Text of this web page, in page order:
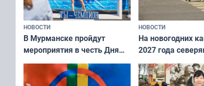
НОВОСТИ
В Мурманске пройдут
мероприятия в честь Дня
физкультурника
НОВОСТИ
На новогодних
2027 года
отдыхать 11